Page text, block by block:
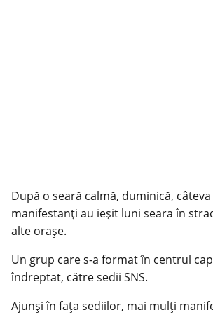
După o seară calmă, duminică,
manifestanţi au ieşit luni seara în
alte oraşe.
Un grup care s-a format în centrul
îndreptat, către sedii SNS.
Ajunşi în faţa sediilor, mai mulţi